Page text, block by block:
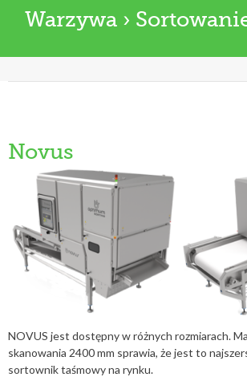
Warzywa ›
Novus
NOVUS jest dostępny w różnych rozmiarach.
skanowania 2400 mm sprawia, że ​​jest to
sortownik taśmowy na rynku.